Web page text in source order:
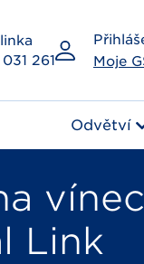
261
Moje
Odvětví
Link